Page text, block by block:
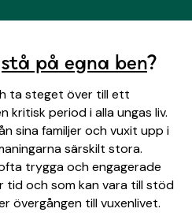
stå på egna ben?
ta steget över till ett
kritisk period i alla ungas liv.
sina familjer och vuxit upp i
särskilt stora.
trygga och engagerade
tid och som kan vara till stöd
övergången till vuxenlivet.